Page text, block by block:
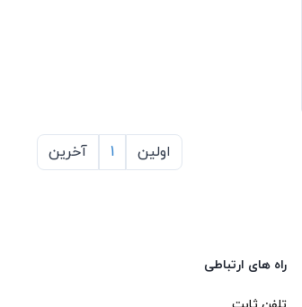
اولین 1 آخرین
راه های ارتباطی